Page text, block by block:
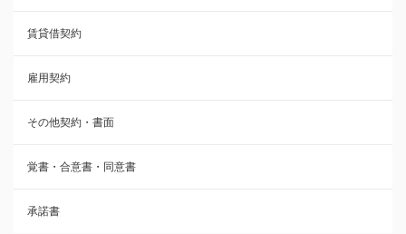
売買契約
株主総会議事録・関連書類
請負契約
フランチャイズ契約
賃貸借契約
賃貸借契約
雇用契約
その他契約・書面
覚書・合意書・同意書
承諾書